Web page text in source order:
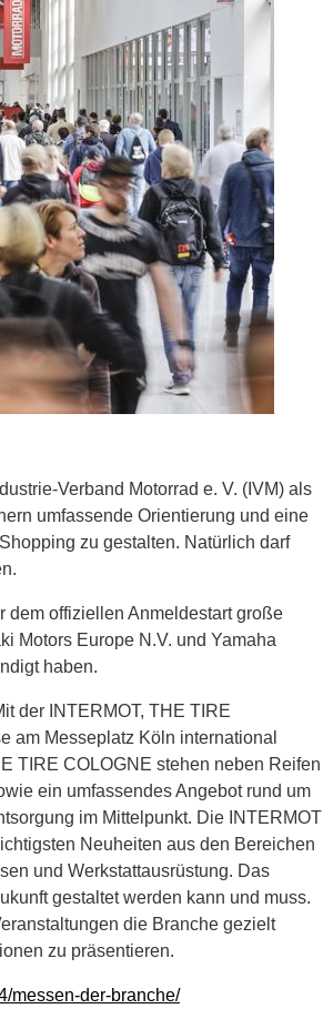
Verband Motorrad e. V. (IVM) als
umfassende Orientierung und eine
zu gestalten. Natürlich darf
dem offiziellen Anmeldestart große
Motors Europe N.V. und Yamaha
haben.
der INTERMOT, THE TIRE
am Messeplatz Köln international
TIRE COLOGNE stehen neben Reifen
ein umfassendes Angebot rund um
im Mittelpunkt. Die INTERMOT
Neuheiten aus den Bereichen
und Werkstattausrüstung. Das
gestaltet werden kann und muss.
die Branche gezielt
zu präsentieren.
messen-der-branche/